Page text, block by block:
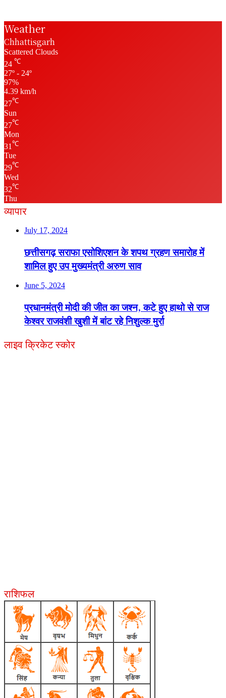
Weather
Chhattisgarh
Scattered Clouds
24 ℃
27º - 24º
97%
4.39 km/h
27℃
Sun
27℃
Mon
31 ℃
Tue
29℃
Wed
32℃
Thu
व्यापार
July 17, 2024
छत्तीसगढ़ सराफा एसोशिएशन के शपथ ग्रहण समारोह में
शामिल हुए उप मुख्यमंत्री अरुण साव
June 5, 2024
प्रधानमंत्री मोदी की जीत का जश्न, कटे हुए हाथो से राज
केश्वर राजवंशी खुशी में बांट रहे निशुल्क मुर्रा
लाइव क्रिकेट स्कोर
राशिफल